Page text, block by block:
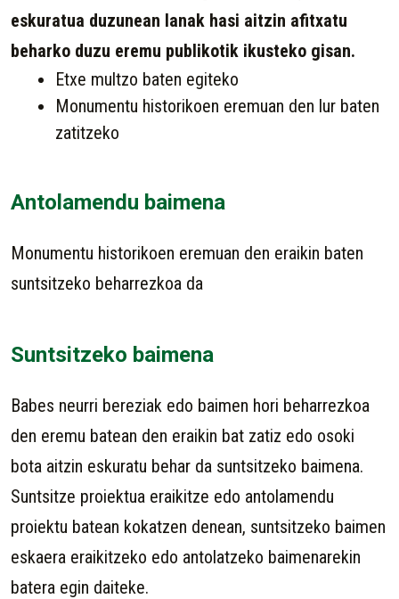
eskuratua duzunean lanak hasi aitzin afitxatu
beharko duzu eremu publikotik ikusteko gisan.
Etxe multzo baten egiteko
Monumentu historikoen eremuan den lur baten
zatitzeko
Antolamendu baimena
Monumentu historikoen eremuan den eraikin baten
suntsitzeko beharrezkoa da
Suntsitzeko baimena
Babes neurri bereziak edo baimen hori beharrezkoa
den eremu batean den eraikin bat zatiz edo osoki
bota aitzin eskuratu behar da suntsitzeko baimena.
Suntsitze proiektua eraikitze edo antolamendu
proiektu batean kokatzen denean, suntsitzeko baimen
eskaera eraikitzeko edo antolatzeko baimenarekin
batera egin daiteke.